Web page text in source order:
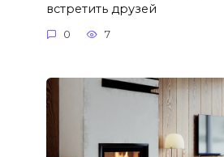
встретить друзей
0 7